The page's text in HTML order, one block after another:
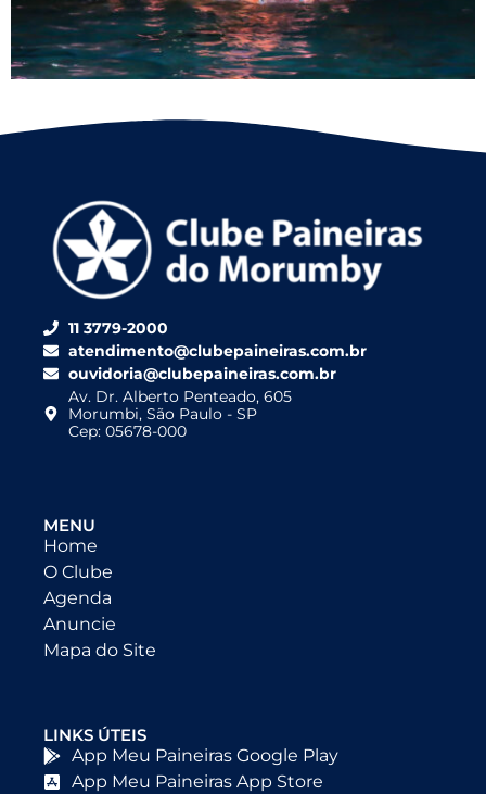
11 3779-2000
atendimento@clubepaineiras.com.br
ouvidoria@clubepaineiras.com.br
Av. Dr. Alberto Penteado, 605
Morumbi, São Paulo - SP
Cep: 05678-000
MENU
Home
O Clube
Agenda
Anuncie
Mapa do Site
LINKS ÚTEIS
App Meu Paineiras Google Play
App Meu Paineiras App Store